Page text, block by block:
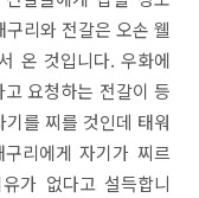
리와 전갈은 오손 웰
온 것입니다. 우화에
요청하는 전갈이 등
를 찌를 것인데 태워
리에게 자기가 찌르
가 없다고 설득합니